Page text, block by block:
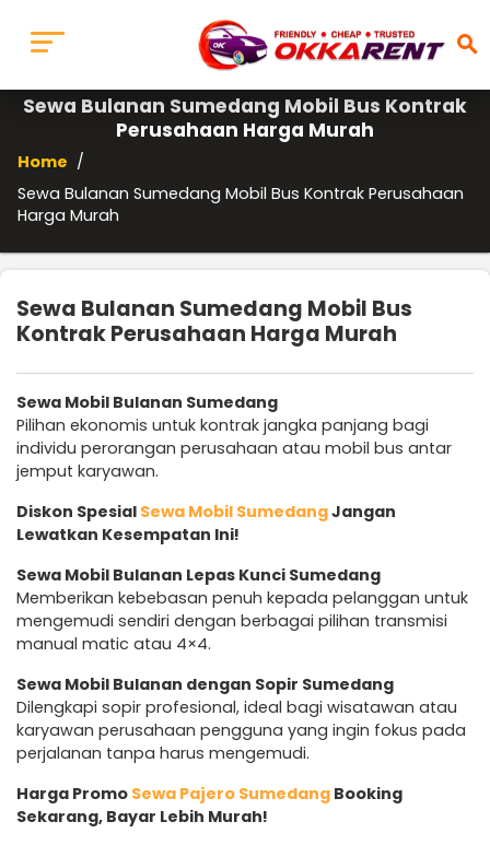
search
Sewa Bulanan Sumedang Mobil Bus Kontrak
Perusahaan Harga Murah
Home /
Sewa Bulanan Sumedang Mobil Bus Kontrak Perusahaan
Harga Murah
Sewa Bulanan Sumedang Mobil Bus
Kontrak Perusahaan Harga Murah
Sewa Mobil Bulanan Sumedang
Pilihan ekonomis untuk kontrak jangka panjang bagi
individu perorangan perusahaan atau mobil bus antar
jemput karyawan.
Diskon Spesial Sewa Mobil SumedangJangan
Lewatkan Kesempatan Ini!
Sewa Mobil Bulanan Lepas Kunci Sumedang
Memberikan kebebasan penuh kepada pelanggan untuk
mengemudi sendiri dengan berbagai pilihan transmisi
manual matic atau 4×4.
Sewa Mobil Bulanan dengan Sopir Sumedang
Dilengkapi sopir profesional, ideal bagi wisatawan atau
karyawan perusahaan pengguna yang ingin fokus pada
perjalanan tanpa harus mengemudi.
Harga Promo Sewa Pajero Sumedang Booking
Sekarang, Bayar Lebih Murah!